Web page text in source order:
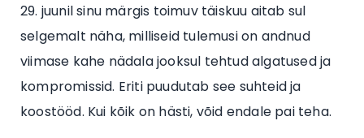
29. juunil sinu märgis toimuv täiskuu aitab sul
selgemalt näha, milliseid tulemusi on andnud
viimase kahe nädala jooksul tehtud algatused ja
kompromissid. Eriti puudutab see suhteid ja
koostööd. Kui kõik on hästi, võid endale pai teha.